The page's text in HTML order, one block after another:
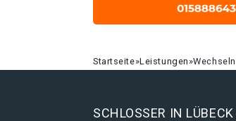
Startseite»Leistungen»
SCHLOSSER IN LÜBECK